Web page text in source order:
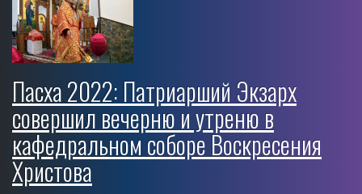
Пасха 2022: Патриарший Экзарх
совершил вечерню и утреню в
кафедральном соборе Воскресения
Христова